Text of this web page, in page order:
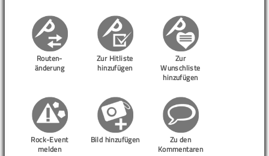
Routen-
änderung
Zur Hitliste
hinzufügen
Zur
Wunschliste
hinzufügen
Rock-Event
melden
Bild hinzufügen
Zu den
Kommentaren